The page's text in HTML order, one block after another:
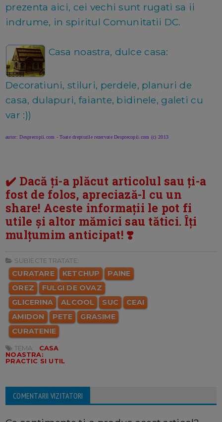
prezenta aici, cei vechi sunt rugati sa ii
indrume, in spiritul Comunitatii DC.
Casa noastra, dulce casa:
Decoratiuni, stiluri, perdele, planuri de
casa, dulapuri, faiante, bidinele, galeti cu
var :))
autor: Desprecopii.com - Toate drepturile rezervate Desprecopii.com (c) 2013
✔️ Dacă ți-a plăcut articolul sau ți-a
fost de folos, apreciază-l cu un
share! Aceste informații le pot fi
utile și altor mămici sau tătici. Îți
mulțumim anticipat! ❣️
SUBIECTE TRATATE:
CURATARE KETCHUP
PAINE
OREZ
FULGI DE OVAZ
GLICERINA
ALCOOL SUC
CEAI
AMIDON
PETE
GRASIME
CURATENIE
TEMA:
CASA
NOASTRA:
PRACTIC SI UTIL
COMENTARII VIZITATORI